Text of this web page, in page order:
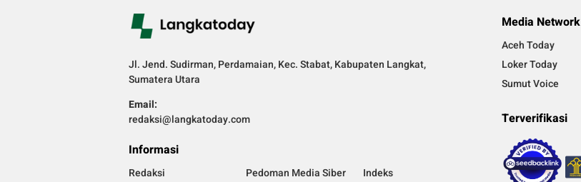
Jl. Jend. Sudirman, Perdamaian, Kec. Stabat, Kabupaten Langkat,
Sumatera Utara
Email:
redaksi@langkatoday.com
Informasi
Redaksi Pedoman Media Siber Indeks
Media Network
Aceh Today
Loker Today
Sumut Voice
Terverifikasi